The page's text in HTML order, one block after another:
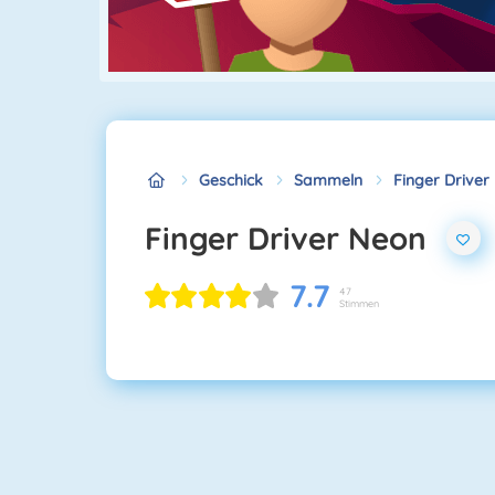
Geschick Sammeln Finger Driver
Finger Driver Neon
7.7
47
Stimmen